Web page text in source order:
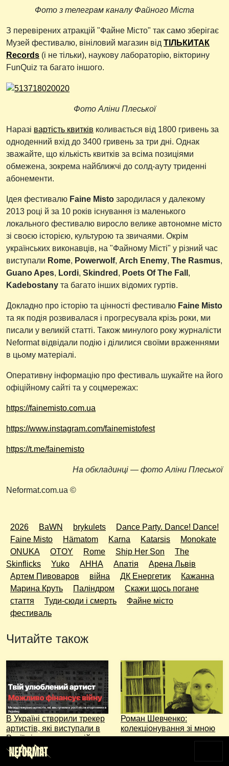
Фото з телеграм каналу Файного Міста
З перевірених атракцій "Файне Місто" так само зберігає
Музей фестивалю, вініловий магазин від ТІЛЬКИТАК
Records (і не тільки), наукову лабораторію, вікторину
FunQuiz та багато іншого.
Фото Аліни Плеської
Наразі вартість квитків коливається від 1800 гривень за
одноденний вхід до 3400 гривень за три дні. Однак
зважайте, що кількість квитків за всіма позиціями
обмежена, зокрема найближчі до солд-ауту триденні
абонементи.
Ідея фестивалю Faine Misto зародилася у далекому
2013 році й за 10 років існування із маленького
локального фестивалю виросло велике автономне місто
зі своєю історією, культурою та звичаями. Окрім
українських виконавців, на "Файному Місті" у різний час
виступали Rome, Powerwolf, Arch Enemy, The Rasmus,
Guano Apes, Lordi, Skindred , Poets Of The Fall ,
Kadebostany та багато інших відомих гуртів.
Докладно про історію та цінності фестивалю Faine Misto
та як подія розвивалася і прогресувала крізь роки, ми
писали у великій статті. Також минулого року журналісти
Neformat відвідали подію і ділилися своїми враженнями
в цьому матеріалі.
Оперативну інформацію про фестиваль шукайте на його
офіційному сайті та у соцмережах:
https://fainemisto.com.ua
https://www.instagram.com/fainemistofest
https://t.me/fainemisto
На обкладинці — фото Аліни Плеської
Neformat.com.ua ©
2026 BaWN brykulets
Dance Party. Dance! Dance!
Faine Misto
Hämatom Karna Katarsis
Monokate
ONUKA
OTOY Rome Ship Her Son
The
Skinflicks
Yuko АННА Апатія
Арена Львів
Артем Пивоваров
війна ДК Енергетик
Кажанна
Марина Круть
Паліндром
Скажи щось погане
стаття
Туди-сюди і смерть
Файне місто
фестиваль
Читайте також
В Україні створили трекер
артистів, які виступали в
Росії після початку війни
Роман Шевченко:
колекціонування зі мною
на все життя